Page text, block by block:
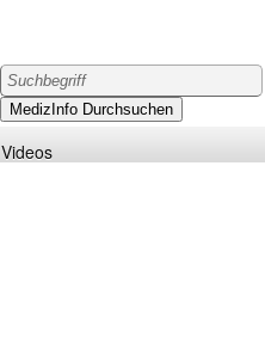
Videos